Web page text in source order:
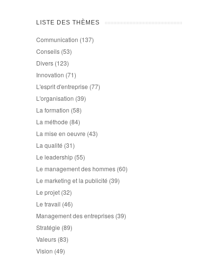
LISTE DES THÈMES
Communication (137)
Conseils (53)
Divers (123)
Innovation (71)
L'esprit d'entreprise (77)
L'organisation (39)
La formation (58)
La méthode (84)
La mise en oeuvre (43)
La qualité (31)
Le leadership (55)
Le management des hommes (60)
Le marketing et la publicité (39)
Le projet (32)
Le travail (46)
Management des entreprises (39)
Stratégie (89)
Valeurs (83)
Vision (49)